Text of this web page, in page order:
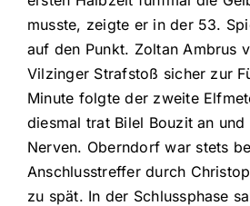
musste, zeigte er in der 53.
auf den Punkt. Zoltan Ambrus
Vilzinger Strafstoß sicher zur
Minute folgte der zweite
diesmal trat Bilel Bouzit an
Nerven. Oberndorf war stets
Anschlusstreffer durch
zu spät. In der Schlussphase